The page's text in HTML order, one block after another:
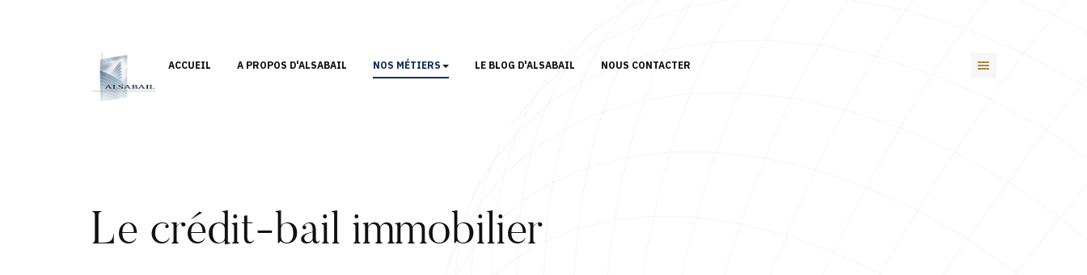
ACCUEIL A PROPOS D'ALSABAIL NOS MÉTIERS LE BLOG D'ALSABAIL NOUS CONTACTER
Le crédit-bail immobilier